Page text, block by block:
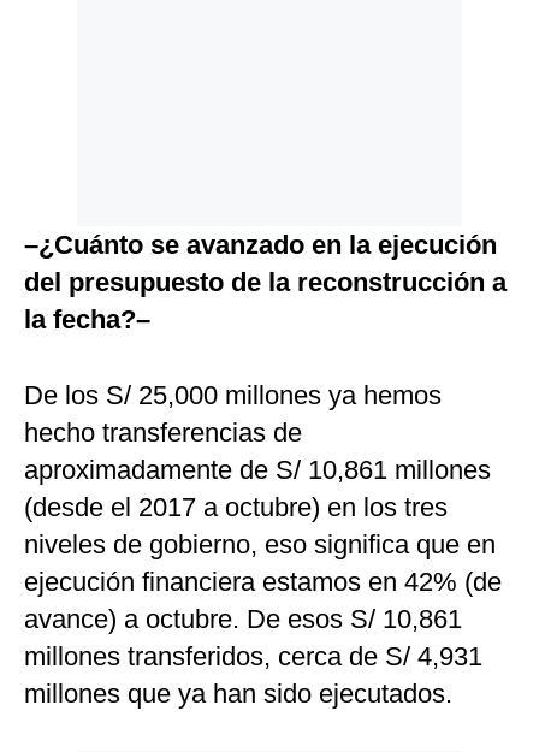
–¿Cuánto se avanzado en la ejecución
del presupuesto de la reconstrucción a
la fecha?–
De los S/ 25,000 millones ya hemos
hecho transferencias de
aproximadamente de S/ 10,861 millones
(desde el 2017 a octubre) en los tres
niveles de gobierno, eso significa que en
ejecución financiera estamos en 42% (de
avance) a octubre. De esos S/ 10,861
millones transferidos, cerca de S/ 4,931
millones que ya han sido ejecutados.